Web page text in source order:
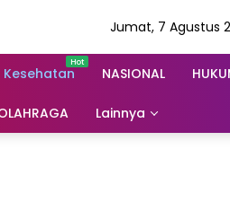
Jumat, 7 Agustus
Kesehatan NASIONAL
Lainnya